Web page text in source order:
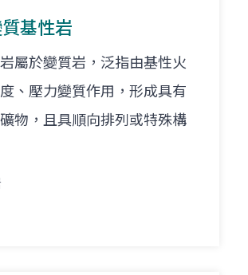
基性岩
屬於變質岩，泛指由基性火
、壓力變質作用，形成具有
物，且具順向排列或特殊構